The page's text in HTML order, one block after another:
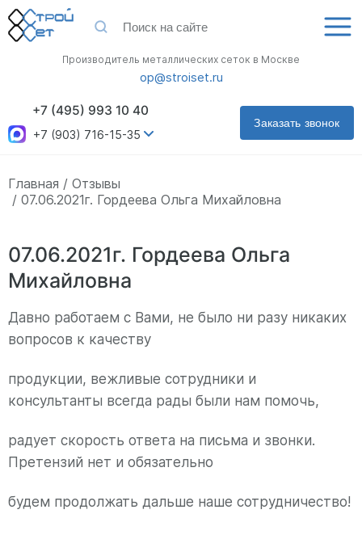
Заказать звонок
+7 (495) 993 10 40
+7 (903) 716-15-35
Производитель металлических сеток в Москве
op@stroiset.ru
Главная
Отзывы
07.06.2021г. Гордеева Ольга Михайловна
07.06.2021г. Гордеева Ольга
Михайловна
Давно работаем с Вами, не было ни разу никаких
вопросов к качеству
продукции, вежливые сотрудники и
консультанты всегда рады были нам помочь,
радует скорость ответа на письма и звонки.
Претензий нет и обязательно
будем продолжать дальше наше сотрудничество!